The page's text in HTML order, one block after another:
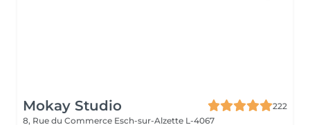
Mokay Studio
222
8, Rue du Commerce Esch-sur-Alzette L-4067